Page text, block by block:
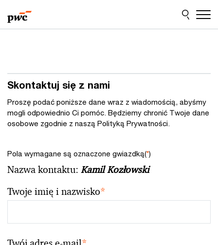
do
treści
do
stopki
Skontaktuj się z nami
Proszę podać poniższe dane wraz z wiadomością, abyśmy
mogli odpowiednio Ci pomóc. Będziemy chronić Twoje dane
osobowe zgodnie z naszą Polityką Prywatności.
Pola wymagane są oznaczone gwiazdką(*)
Nazwa kontaktu: Kamil Kozłowski
Twoje imię i nazwisko*